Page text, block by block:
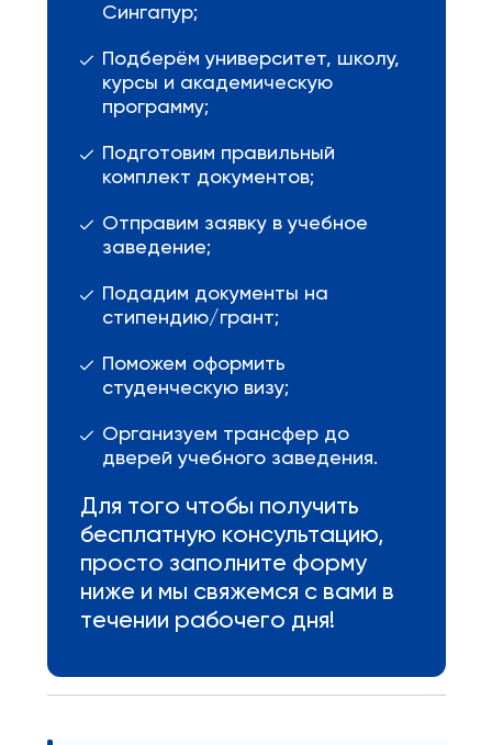
Сингапур;
Подберём университет, школу,
курсы и академическую
программу;
Подготовим правильный
комплект документов;
Отправим заявку в учебное
заведение;
Подадим документы на
стипендию/грант;
Поможем оформить
студенческую визу;
Организуем трансфер до
дверей учебного заведения.
Для того чтобы получить
бесплатную консультацию,
просто заполните форму
ниже и мы свяжемся с вами в
течении рабочего дня!